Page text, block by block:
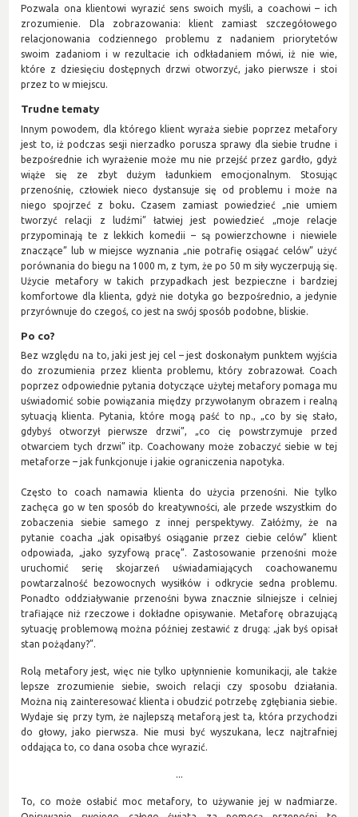
Pozwala ona klientowi wyrazić sens swoich myśli, a coachowi – ich
zrozumienie. Dla zobrazowania: klient zamiast szczegółowego
relacjonowania codziennego problemu z nadaniem priorytetów
swoim zadaniom i w rezultacie ich odkładaniem mówi, iż nie wie,
które z dziesięciu dostępnych drzwi otworzyć, jako pierwsze i stoi
przez to w miejscu.
Trudne tematy
Innym powodem, dla którego klient wyraża siebie poprzez metafory
jest to, iż podczas sesji nierzadko porusza sprawy dla siebie trudne i
bezpośrednie ich wyrażenie może mu nie przejść przez gardło, gdyż
wiąże się ze zbyt dużym ładunkiem emocjonalnym. Stosując
przenośnię, człowiek nieco dystansuje się od problemu i może na
niego spojrzeć z boku. Czasem zamiast powiedzieć „nie umiem
tworzyć relacji z ludźmi” łatwiej jest powiedzieć „moje relacje
przypominają te z lekkich komedii – są powierzchowne i niewiele
znaczące” lub w miejsce wyznania „nie potrafię osiągać celów” użyć
porównania do biegu na 1000 m, z tym, że po 50 m siły wyczerpują się.
Użycie metafory w takich przypadkach jest bezpieczne i bardziej
komfortowe dla klienta, gdyż nie dotyka go bezpośrednio, a jedynie
przyrównuje do czegoś, co jest na swój sposób podobne, bliskie.
Po co?
Bez względu na to, jaki jest jej cel – jest doskonałym punktem wyjścia
do zrozumienia przez klienta problemu, który zobrazował. Coach
poprzez odpowiednie pytania dotyczące użytej metafory pomaga mu
uświadomić sobie powiązania między przywołanym obrazem i realną
sytuacją klienta. Pytania, które mogą paść to np., „co by się stało,
gdybyś otworzył pierwsze drzwi”, „co cię powstrzymuje przed
otwarciem tych drzwi” itp. Coachowany może zobaczyć siebie w tej
metaforze – jak funkcjonuje i jakie ograniczenia napotyka.
Często to coach namawia klienta do użycia przenośni. Nie tylko
zachęca go w ten sposób do kreatywności, ale przede wszystkim do
zobaczenia siebie samego z innej perspektywy. Załóżmy, że na
pytanie coacha „jak opisałbyś osiąganie przez ciebie celów” klient
odpowiada, „jako syzyfową pracę”. Zastosowanie przenośni może
uruchomić serię skojarzeń uświadamiających coachowanemu
powtarzalność bezowocnych wysiłków i odkrycie sedna problemu.
Ponadto oddziaływanie przenośni bywa znacznie silniejsze i celniej
trafiające niż rzeczowe i dokładne opisywanie. Metaforę obrazującą
sytuację problemową można później zestawić z drugą: „jak byś opisał
stan pożądany?”.
Rolą metafory jest, więc nie tylko upłynnienie komunikacji, ale także
lepsze zrozumienie siebie, swoich relacji czy sposobu działania.
Można nią zainteresować klienta i obudzić potrzebę zgłębiania siebie.
Wydaje się przy tym, że najlepszą metaforą jest ta, która przychodzi
do głowy, jako pierwsza. Nie musi być wyszukana, lecz najtrafniej
oddająca to, co dana osoba chce wyrazić.
...
To, co może osłabić moc metafory, to używanie jej w nadmiarze.